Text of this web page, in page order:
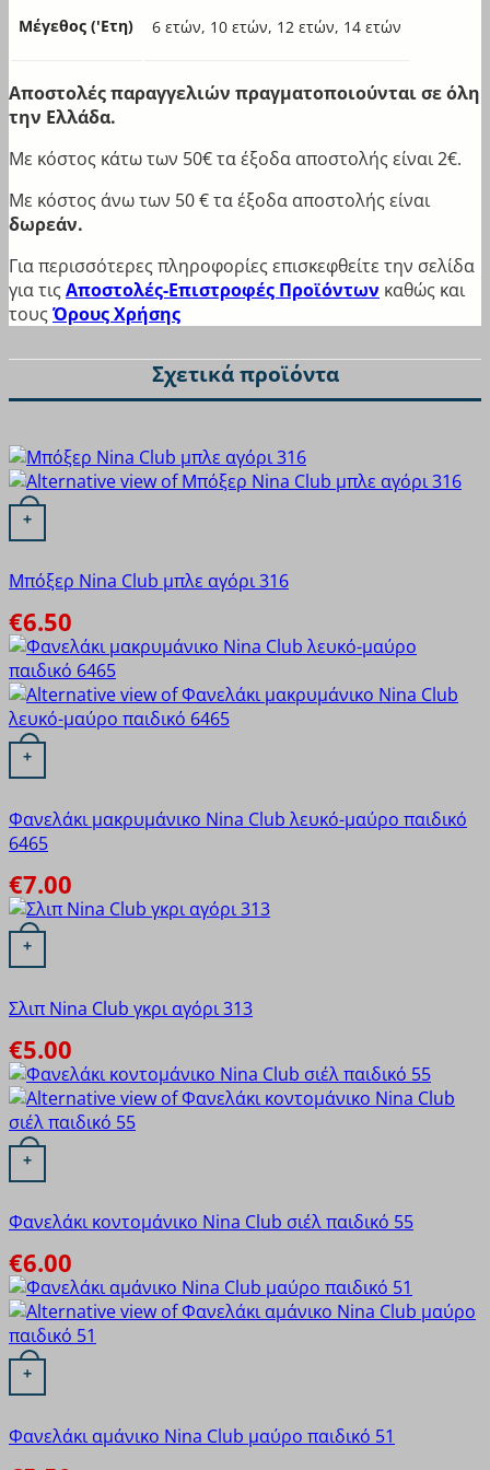
Mad Box
Minerva
Natura
Norddiva
Ox Socks
Paco & Co
Sexen
Sloggi
STEP
Vienetta
Vtex socks
WALK
Xcode
Πουρνάρα
Μέγεθος ('Ετη) 6 ετών, 10 ετών, 12 ετών, 14 ετών
Αποστολές παραγγελιών πραγματοποιούνται σε όλη
την Ελλάδα.
Με κόστος κάτω των 50€ τα έξοδα αποστολής είναι 2€.
Με κόστος άνω των 50 € τα έξοδα αποστολής είναι
δωρεάν.
Για περισσότερες πληροφορίες επισκεφθείτε την σελίδα
για τις Αποστολές-Επιστροφές Προϊόντων καθώς και
τους Όρους Χρήσης
Σχετικά προϊόντα
+
Αυτό το προϊόν έχει πολλαπλές παραλλαγές. Οι
Μπόξερ Nina Club μπλε αγόρι 316
€6.50
+
Αυτό το προϊόν έχει πολλαπλές παραλλαγές. Οι
Φανελάκι μακρυμάνικο Nina Club λευκό-μαύρο παιδικό
6465
€7.00
+
Αυτό το προϊόν έχει πολλαπλές παραλλαγές. Οι
Σλιπ Nina Club γκρι αγόρι 313
€5.00
+
Αυτό το προϊόν έχει πολλαπλές παραλλαγές. Οι
Φανελάκι κοντομάνικο Nina Club σιέλ παιδικό 55
€6.00
+
Αυτό το προϊόν έχει πολλαπλές παραλλαγές. Οι
Φανελάκι αμάνικο Nina Club μαύρο παιδικό 51